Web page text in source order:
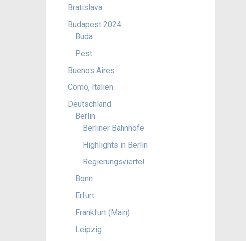
Bratislava
Budapest 2024
Buda
Pest
Buenos Aires
Como, Italien
Deutschland
Berlin
Berliner Bahnhöfe
Highlights in Berlin
Regierungsviertel
Bonn
Erfurt
Frankfurt (Main)
Leipzig